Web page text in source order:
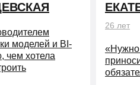
моделей и BI-
чем хотела
«Нужно
26 лет